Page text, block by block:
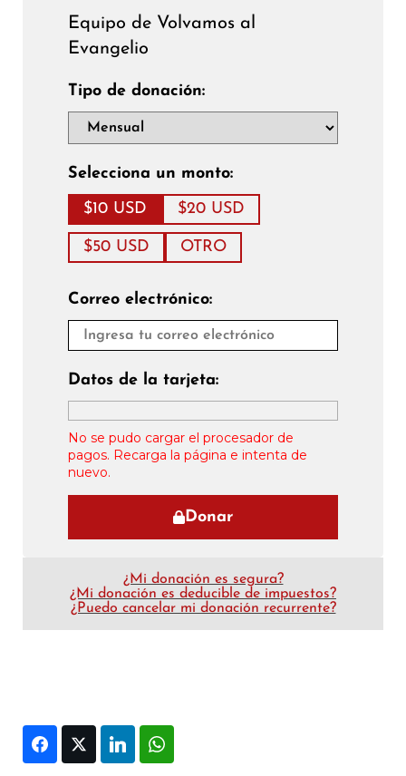
Equipo de Volvamos al
Evangelio
Tipo de donación:
Selecciona un monto:
$10 USD $20 USD
$50 USD OTRO
Correo electrónico:
Datos de la tarjeta:
No se pudo cargar el procesador de
pagos. Recarga la página e intenta de
nuevo.
Donar
¿Mi donación es segura?
¿Mi donación es deducible de impuestos?
¿Puedo cancelar mi donación recurrente?
FacebookTwitter LinkedIn